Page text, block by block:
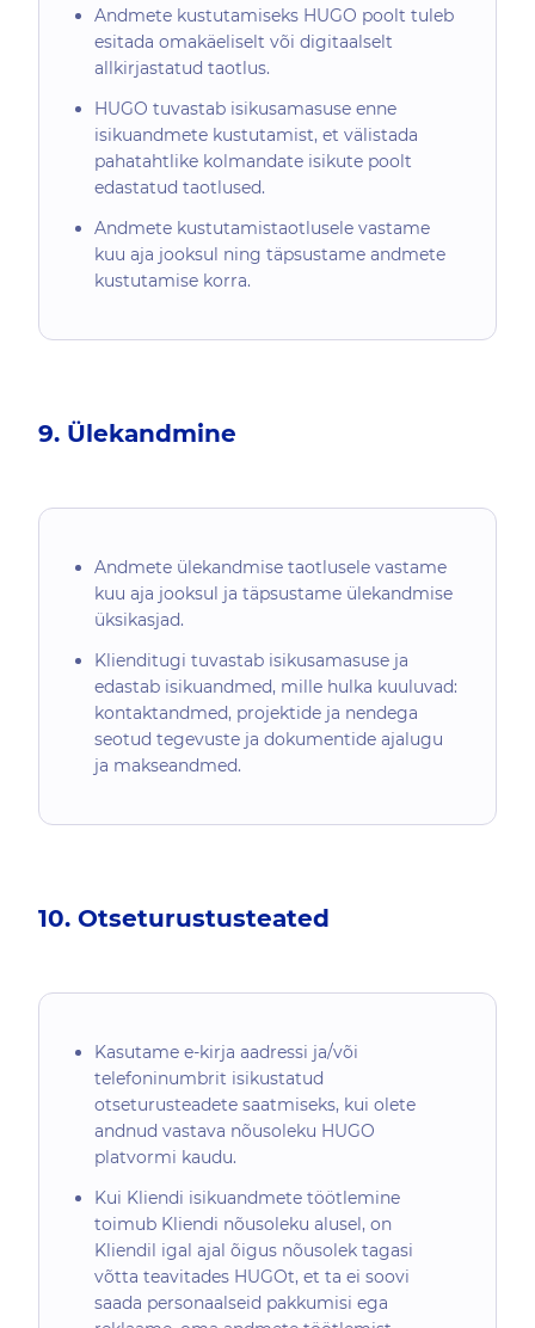
Andmete kustutamiseks HUGO poolt tuleb
esitada omakäeliselt või digitaalselt
allkirjastatud taotlus.
HUGO tuvastab isikusamasuse enne
isikuandmete kustutamist, et välistada
pahatahtlike kolmandate isikute poolt
edastatud taotlused.
Andmete kustutamistaotlusele vastame
kuu aja jooksul ning täpsustame andmete
kustutamise korra.
9. Ülekandmine
Andmete ülekandmise taotlusele vastame
kuu aja jooksul ja täpsustame ülekandmise
üksikasjad.
Klienditugi tuvastab isikusamasuse ja
edastab isikuandmed, mille hulka kuuluvad:
kontaktandmed, projektide ja nendega
seotud tegevuste ja dokumentide ajalugu
ja makseandmed.
10. Otseturustusteated
Kasutame e-kirja aadressi ja/või
telefoninumbrit isikustatud
otseturusteadete saatmiseks, kui olete
andnud vastava nõusoleku HUGO
platvormi kaudu.
Kui Kliendi isikuandmete töötlemine
toimub Kliendi nõusoleku alusel, on
Kliendil igal ajal õigus nõusolek tagasi
võtta teavitades HUGOt, et ta ei soovi
saada personaalseid pakkumisi ega